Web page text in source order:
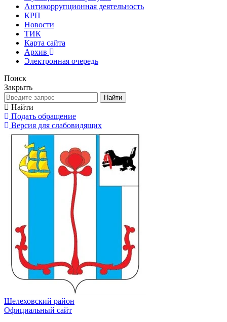
Антикоррупционная деятельность
КРП
Новости
ТИК
Карта сайта
Архив
Электронная очередь
Поиск
Закрыть
Найти
Найти
Подать обращение
Версия для слабовидящих
Шелеховский район
Официальный сайт